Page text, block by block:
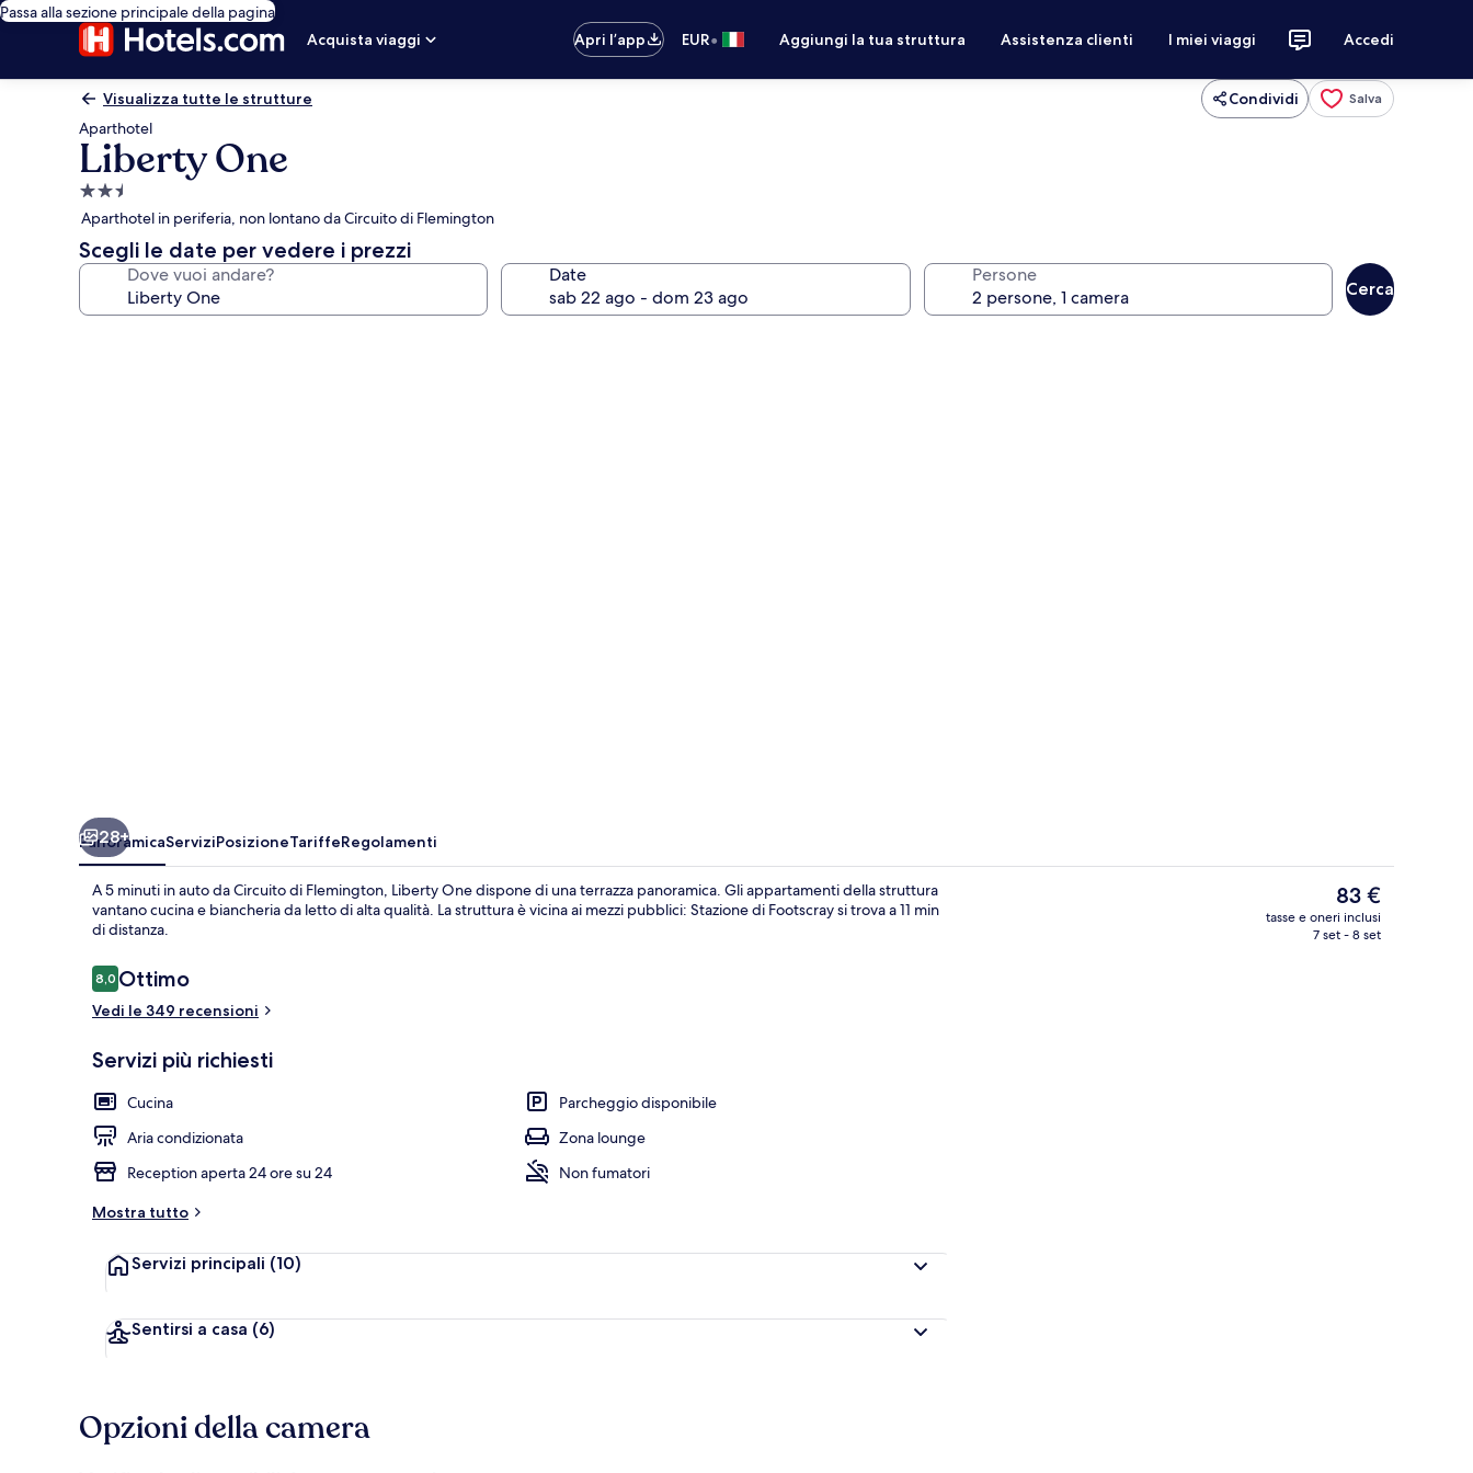
Passa alla sezione principale della pagina
Acquista viaggi
Apri l’app EUR• Aggiungi la tua struttura Assistenza clienti I miei viaggi Accedi
Visualizza tutte le strutture Condividi Salva
Aparthotel
Liberty One
Struttura
a
2.5
stelle
Aparthotel in periferia, non lontano da Circuito di Flemington
Scegli le date per vedere i prezzi
Dove vuoi andare? Date Persone
Cerca
28+
PanoramicaServiziPosizioneTariffeRegolamenti
A 5 minuti in auto da Circuito di Flemington, Liberty One dispone di una terrazza panoramica. Gli appartamenti della struttura
vantano cucina e biancheria da letto di alta qualità. La struttura è vicina ai mezzi pubblici: Stazione di Footscray si trova a 11 min
di distanza.
Recensioni
8,08,0 su 10
Ottimo
Vedi le 349 recensioni
Servizi più richiesti
Cucina
Parcheggio disponibile
Aria condizionata
Zona lounge
Reception aperta 24 ore su 24
Non fumatori
Mostra tutto
Servizi principali (10)
Sentirsi a casa (6)
Il
prezzo
attuale
83 €
tasse e oneri inclusi
7 set - 8 set
Opzioni della camera